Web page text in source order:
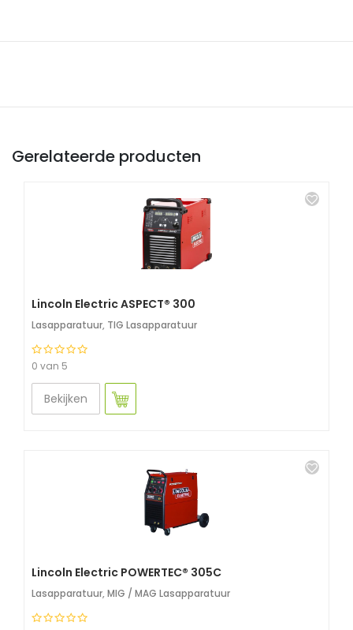
Gerelateerde producten
Lincoln Electric ASPECT® 300
Lasapparatuur, TIG Lasapparatuur
0 van 5
Bekijken
Lincoln Electric POWERTEC® 305C
Lasapparatuur, MIG / MAG Lasapparatuur